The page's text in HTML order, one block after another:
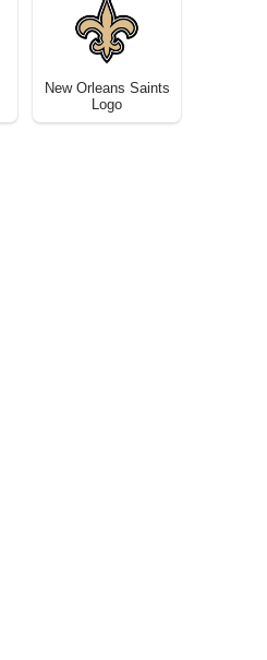
New Orleans Saints
Logo